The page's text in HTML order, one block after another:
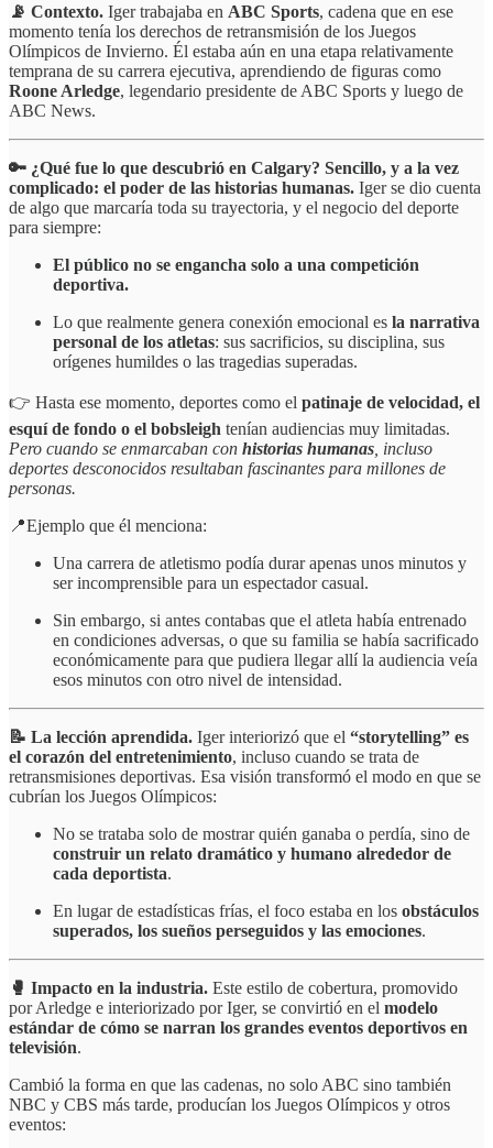
📡 Contexto. Iger trabajaba en ABC Sports, cadena que en ese
momento tenía los derechos de retransmisión de los Juegos
Olímpicos de Invierno. Él estaba aún en una etapa relativamente
temprana de su carrera ejecutiva, aprendiendo de figuras como
Roone Arledge, legendario presidente de ABC Sports y luego de
ABC News.
🔑 ¿Qué fue lo que descubrió en Calgary? Sencillo, y a la vez
complicado: el poder de las historias humanas. Iger se dio cuenta
de algo que marcaría toda su trayectoria, y el negocio del deporte
para siempre:
El público no se engancha solo a una competición
deportiva.
Lo que realmente genera conexión emocional es la narrativa
personal de los atletas: sus sacrificios, su disciplina, sus
orígenes humildes o las tragedias superadas.
👉 Hasta ese momento, deportes como el patinaje de velocidad, el
esquí de fondo o el bobsleigh tenían audiencias muy limitadas.
Pero cuando se enmarcaban con historias humanas , incluso
deportes desconocidos resultaban fascinantes para millones de
personas.
📍Ejemplo que él menciona:
Una carrera de atletismo podía durar apenas unos minutos y
ser incomprensible para un espectador casual.
Sin embargo, si antes contabas que el atleta había entrenado
en condiciones adversas, o que su familia se había sacrificado
económicamente para que pudiera llegar allí la audiencia veía
esos minutos con otro nivel de intensidad.
📝 La lección aprendida. Iger interiorizó que el “storytelling” es
el corazón del entretenimiento, incluso cuando se trata de
retransmisiones deportivas. Esa visión transformó el modo en que se
cubrían los Juegos Olímpicos:
No se trataba solo de mostrar quién ganaba o perdía, sino de
construir un relato dramático y humano alrededor de
cada deportista.
En lugar de estadísticas frías, el foco estaba en los obstáculos
superados, los sueños perseguidos y las emociones.
🥊 Impacto en la industria. Este estilo de cobertura, promovido
por Arledge e interiorizado por Iger, se convirtió en el modelo
estándar de cómo se narran los grandes eventos deportivos en
televisión.
Cambió la forma en que las cadenas, no solo ABC sino también
NBC y CBS más tarde, producían los Juegos Olímpicos y otros
eventos: